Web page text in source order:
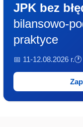
JPK bez
bilansowo-
praktyce
📅 11-12.08.2026 r.